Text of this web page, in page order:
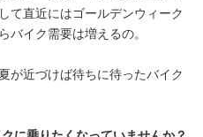
て直近にはゴールデンウィーク
バイク需要は増えるの。
が近づけば待ちに待ったバイク